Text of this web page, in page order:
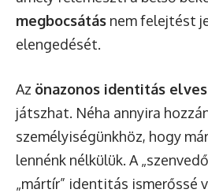
megbocsátás nem felejtést
elengedését.
Az önazonos identitás
játszhat. Néha annyira
személyiségünkhöz, hogy
lennénk nélkülük. A
„mártír” identitás ismerőssé